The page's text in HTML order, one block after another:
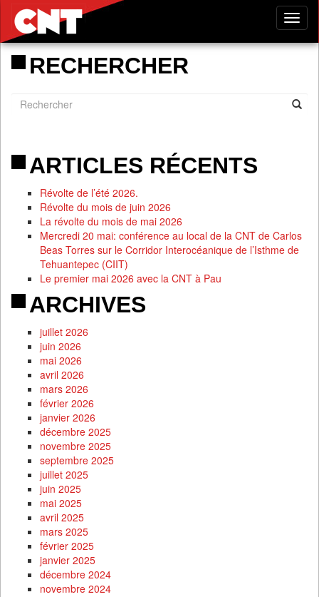
RECHERCHER
ARTICLES RÉCENTS
Révolte de l’été 2026.
Révolte du mois de juin 2026
La révolte du mois de mai 2026
Mercredi 20 mai: conférence au local de la CNT de Carlos
Beas Torres sur le Corridor Interocéanique de l’Isthme de
Tehuantepec (CIIT)
Le premier mai 2026 avec la CNT à Pau
ARCHIVES
juillet 2026
juin 2026
mai 2026
avril 2026
mars 2026
février 2026
janvier 2026
décembre 2025
novembre 2025
septembre 2025
juillet 2025
juin 2025
mai 2025
avril 2025
mars 2025
février 2025
janvier 2025
décembre 2024
novembre 2024